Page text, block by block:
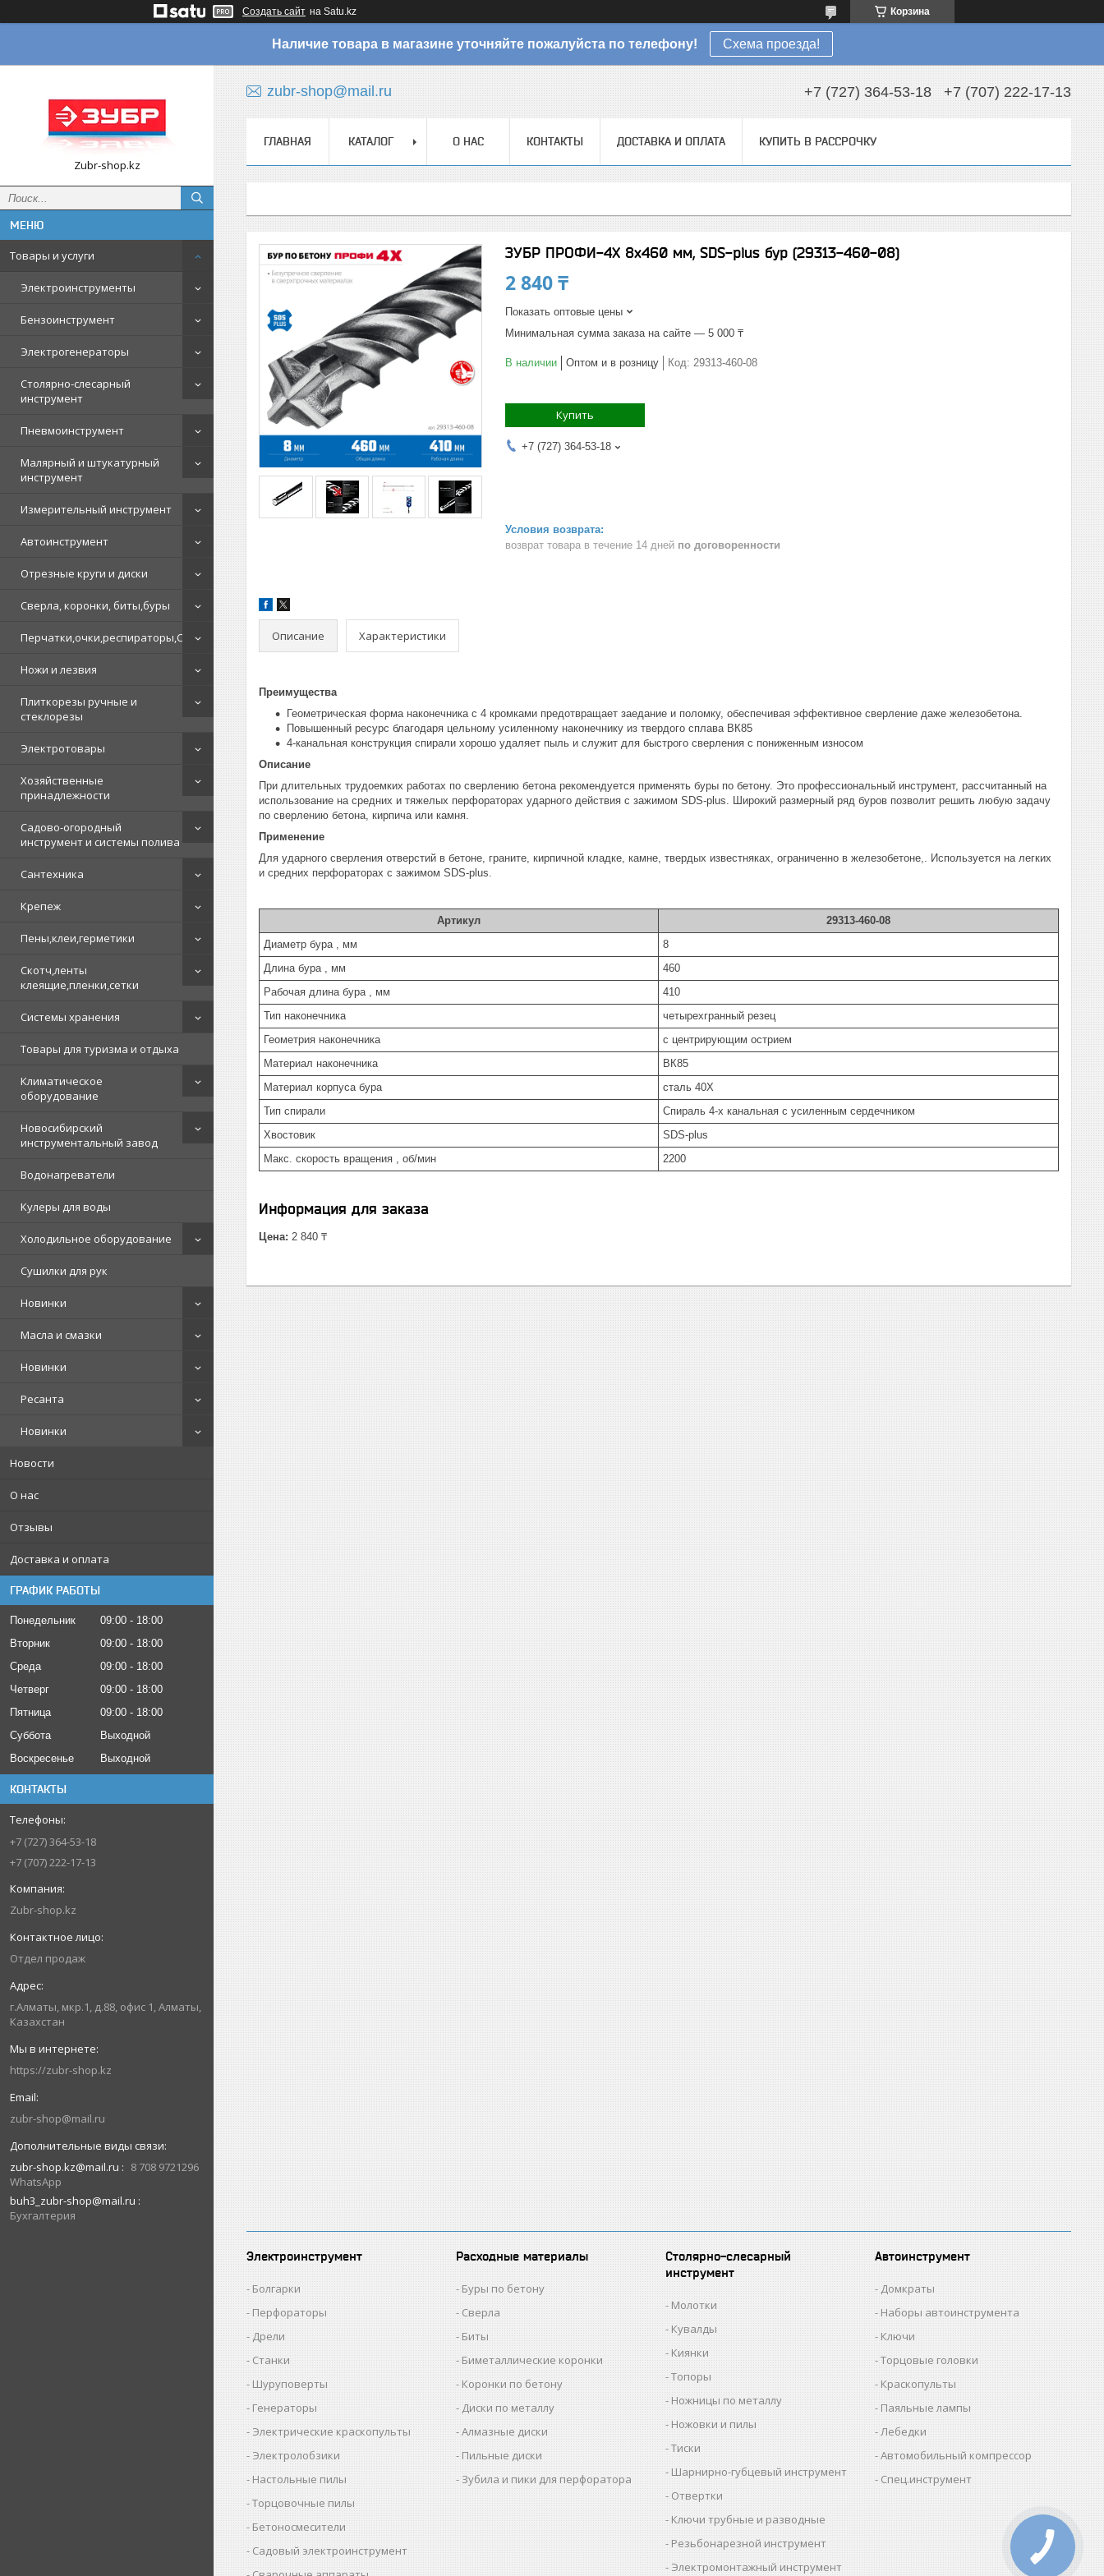
Создать сайт на Satu.kz Корзина
Наличие товара в магазине уточняйте пожалуйста по телефону! Схема проезда!
Zubr-shop.kz
Товары и услуги
Электроинструменты
Бензоинструмент
Электрогенераторы
Столярно-слесарный
инструмент
Пневмоинструмент
Малярный и штукатурный
инструмент
Измерительный инструмент
Автоинструмент
Отрезные круги и диски
Сверла, коронки, биты,буры
Перчатки,очки,респираторы,СИЗ
Ножи и лезвия
Плиткорезы ручные и
стеклорезы
Электротовары
Хозяйственные
принадлежности
Садово-огородный
инструмент и системы полива
Сантехника
Крепеж
Пены,клеи,герметики
Скотч,ленты
клеящие,пленки,сетки
Системы хранения
Товары для туризма и отдыха
Климатическое
оборудование
Новосибирский
инструментальный завод
Водонагреватели
Кулеры для воды
Холодильное оборудование
Сушилки для рук
Новинки
Масла и смазки
Новинки
Ресанта
Новинки
Новости
О нас
Отзывы
Доставка и оплата
ГРАФИК РАБОТЫ
Понедельник 09:00
18:00
Вторник
09:00
18:00
Среда
09:00
18:00
Четверг
09:00
18:00
Пятница
09:00
18:00
Суббота
Выходной
Воскресенье
Выходной
КОНТАКТЫ
+7 (727) 364-53-18
+7 (707) 222-17-13
Zubr-shop.kz
Отдел продаж
г.Алматы, мкр.1, д.88, офис 1, Алматы,
Казахстан
https://zubr-shop.kz
zubr-shop@mail.ru
zubr-shop.kz@mail.ru
8 708 9721296
WhatsApp
buh3_zubr-shop@mail.ru
Бухгалтерия
zubr-shop@mail.ru +7 (727) 364-53-18 +7 (707) 222-17-13
ГЛАВНАЯ КАТАЛОГ О НАС КОНТАКТЫ ДОСТАВКА И ОПЛАТА КУПИТЬ В РАССРОЧКУ
ЗУБР ПРОФИ-4Х 8x460 мм, SDS-plus бур (29313-460-08)
2 840 ₸
Показать оптовые цены
Минимальная сумма заказа на сайте — 5 000 ₸
В наличии Оптом и в розницу Код: 29313-460-08
Купить
+7 (727) 364-53-18
возврат товара в течение 14 дней по договоренности
Описание Характеристики
Преимущества
Геометрическая форма наконечника с 4 кромками предотвращает заедание и поломку, обеспечивая эффективное сверление даже железобетона.
Повышенный ресурс благодаря цельному усиленному наконечнику из твердого сплава ВК85
4-канальная конструкция спирали хорошо удаляет пыль и служит для быстрого сверления с пониженным износом
Описание
При длительных трудоемких работах по сверлению бетона рекомендуется применять буры по бетону. Это профессиональный инструмент, рассчитанный на
использование на средних и тяжелых перфораторах ударного действия с зажимом SDS-plus. Широкий размерный ряд буров позволит решить любую задачу
по сверлению бетона, кирпича или камня.
Применение
Для ударного сверления отверстий в бетоне, граните, кирпичной кладке, камне, твердых известняках, ограниченно в железобетоне,. Используется на легких
и средних перфораторах с зажимом SDS-plus.
Артикул
29313-460-08
Диаметр бура , мм
8
Длина бура , мм
460
Рабочая длина бура , мм
410
Тип наконечника
четырехгранный резец
Геометрия наконечника
с центрирующим острием
Материал наконечника
ВК85
Материал корпуса бура
сталь 40Х
Тип спирали
Спираль 4-х канальная с усиленным сердечником
Хвостовик
SDS-plus
Макс. скорость вращения , об/мин
2200
Информация для заказа
Цена: 2 840 ₸
Электроинструмент
Болгарки
Перфораторы
Дрели
Станки
Шуруповерты
Генераторы
Электрические краскопульты
Электролобзики
Настольные пилы
Торцовочные пилы
Бетоносмесители
Садовый электроинструмент
Расходные материалы
Буры по бетону
Сверла
Биты
Биметаллические коронки
Коронки по бетону
Диски по металлу
Алмазные диски
Пильные диски
Зубила и пики для перфоратора
Столярно-слесарный
инструмент
Молотки
Кувалды
Киянки
Топоры
Ножницы по металлу
Ножовки и пилы
Тиски
Шарнирно-губцевый инструмент
Отвертки
Ключи трубные и разводные
Резьбонарезной инструмент
Электромонтажный инструмент
Автоинструмент
Домкраты
Наборы автоинструмента
Ключи
Торцовые головки
Краскопульты
Паяльные лампы
Лебедки
Автомобильный компрессор
Спец.инструмент